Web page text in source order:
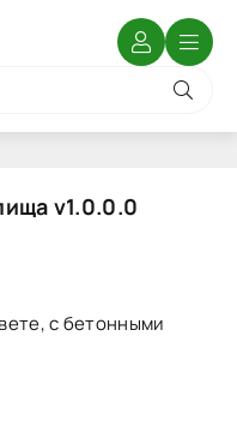
v1.0.0.0
с бетонными